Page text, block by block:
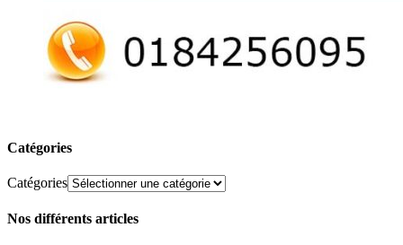
Catégories
Catégories
Nos différents articles